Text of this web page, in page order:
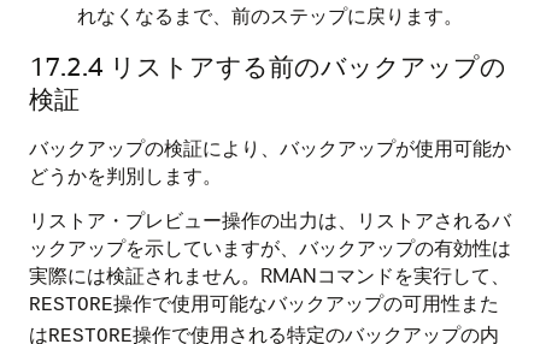
れなくなるまで、前のステップに戻ります。
17.2.4 リストアする前のバックアップの
検証
バックアップの検証により、バックアップが使用可能か
どうかを判別します。
リストア・プレビュー操作の出力は、リストアされるバ
ックアップを示していますが、バックアップの有効性は
実際には検証されません。RMANコマンドを実行して、
RESTORE操作で使用可能なバックアップの可用性また
はRESTORE操作で使用される特定のバックアップの内